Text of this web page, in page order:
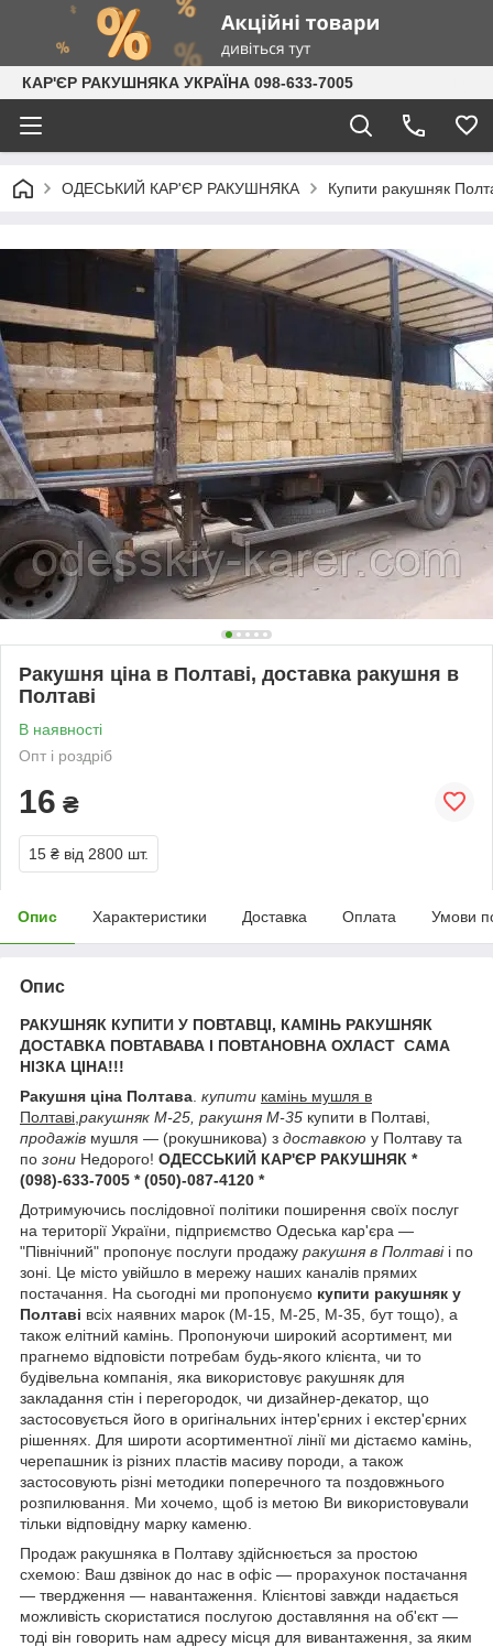
КАР'ЄР РАКУШНЯКА УКРАЇНА 098-633-7005
ОДЕСЬКИЙ КАР'ЄР РАКУШНЯКА Купити ракушняк
Ракушня ціна в Полтаві, доставка ракушня в
Полтаві
В наявності
Опт і роздріб
16 ₴
15 ₴ від 2800 шт.
Опис Характеристики Доставка Оплата Умови
Опис
РАКУШНЯК КУПИТИ У ПОВТАВЦІ, КАМІНЬ РАКУШНЯК
ДОСТАВКА ПОВТАВАВА І ПОВТАНОВНА ОХЛАСТ САМА
НІЗКА ЦІНА!!!
Ракушня ціна Полтава купити камінь мушля в
Полтаві ракушняк М-25, ракушня М-35 купити в Полтаві,
продажів мушля — (рокушникова) з доставкою у Полтаву та
по зони Недорого! ОДЕССЬКИЙ КАР'ЄР РАКУШНЯК *
(098)-633-7005 * (050)-087-4120 *
Дотримуючись послідовної політики поширення своїх послуг
на території України, підприємство Одеська кар'єра —
"Північний" пропонує послуги продажу ракушня в Полтавіі по
зоні. Це місто увійшло в мережу наших каналів прямих
постачання. На сьогодні ми пропонуємо купити ракушняк у
Полтаві всіх наявних марок (М-15, М-25, М-35, бут тощо), а
також елітний камінь. Пропонуючи широкий асортимент, ми
прагнемо відповісти потребам будь-якого клієнта, чи то
будівельна компанія, яка використовує ракушняк для
закладання стін і перегородок, чи дизайнер-декатор, що
застосовується його в оригінальних інтер'єрних і екстер'єрних
рішеннях. Для широти асортиментної лінії ми дістаємо камінь,
черепашник із різних пластів масиву породи, а також
застосовують різні методики поперечного та поздовжнього
розпилювання. Ми хочемо, щоб із метою Ви використовували
тільки відповідну марку каменю.
Продаж ракушняка в Полтаву здійснюється за простою
схемою: Ваш дзвінок до нас в офіс — прорахунок постачання
— твердження — навантаження. Клієнтові завжди надається
можливість скористатися послугою доставляння на об'єкт —
тоді він говорить нам адресу місця для вивантаження, за яким